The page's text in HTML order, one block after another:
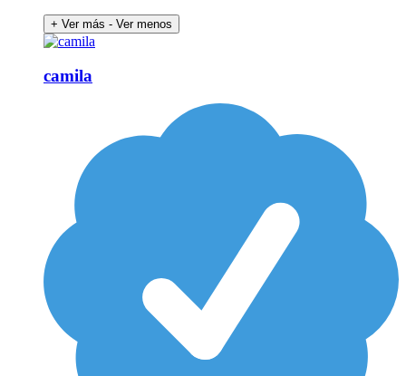
+ Ver más - Ver menos
camila